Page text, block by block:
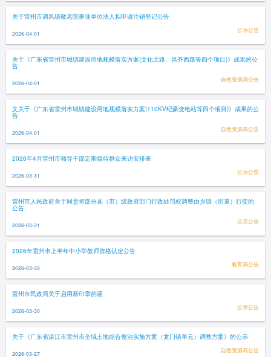
关于雷州市调风镇敬老院事业单位法人拟申请注销登记公告
2026-04-01 公示公告
关于《广东省雷州市城镇建设用地规模落实方案(文化北路、昌齐西路等四个项目)》成果的公
告
2026-04-01 自然资源局公告
文关于《广东省雷州市城镇建设用地规模落实方案(110KV纪豪变电站等四个项目)》成果的公
告
2026-04-01 自然资源局公告
2026年4月雷州市领导干部定期接待群众来访安排表
2026-03-31 公示公告
雷州市人民政府关于同意将部分县（市）级政府部门行政处罚权调整由乡镇（街道）行使的
公告
2026-03-31 公示公告
2026年雷州市上半年中小学教师资格认定公告
2026-03-30 教育局公告
雷州市民政局关于启用新印章的函
2026-03-30 公示公告
关于《广东省湛江市雷州市全域土地综合整治实施方案（龙门镇单元）调整方案》的公示
2026-03-27 自然资源局公告